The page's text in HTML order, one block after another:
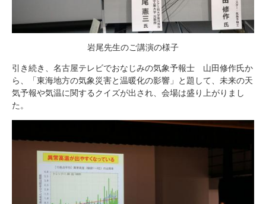
岩尾先生のご講演の様子
引き続き、名古屋テレビでおなじみの気象予報士 山田修作氏か
ら、「東海地方の気象災害と温暖化の影響」と題して、未来の天
気予報や気温に関するクイズが出され、会場は盛り上がりまし
た。